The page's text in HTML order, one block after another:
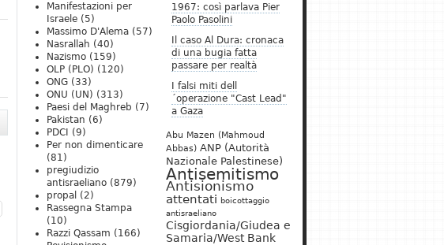
1967: così parlava Pier
Paolo Pasolini
Il caso Al Dura: cronaca
di una bugia fatta
passare per realtà
I falsi miti dell
´operazione "Cast Lead"
a Gaza
Abu Mazen (Mahmoud
Abbas) ANP (Autorità
Nazionale Palestinese)
Antisemitismo
Antisionismo
attentati boicottaggio
antisraeliano
Cisgiordania/Giudea e
Samaria/West Bank
Manifestazioni per
Israele (5)
Massimo D'Alema (57)
Nasrallah (40)
Nazismo (159)
OLP (PLO) (120)
ONG (33)
ONU (UN) (313)
Paesi del Maghreb (7)
Pakistan (6)
PDCI
(9)
Per non dimenticare
(81)
pregiudizio
antisraeliano (879)
propal (2)
Rassegna Stampa
(10)
Razzi Qassam (166)